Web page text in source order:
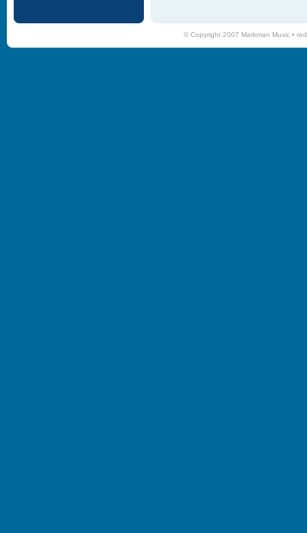
© Copyright 2007 Markman Music •